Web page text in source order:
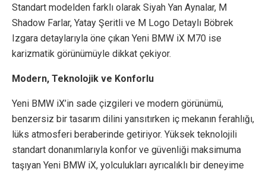
Standart modelden farklı olarak Siyah Yan Aynalar, M
Shadow Farlar, Yatay Şeritli ve M Logo Detaylı Böbrek
Izgara detaylarıyla öne çıkan Yeni BMW iX M70 ise
karizmatik görünümüyle dikkat çekiyor.
Modern, Teknolojik ve Konforlu
Yeni BMW iX’in sade çizgileri ve modern görünümü,
benzersiz bir tasarım dilini yansıtırken iç mekanın ferahlığı,
lüks atmosferi beraberinde getiriyor. Yüksek teknolojili
standart donanımlarıyla konfor ve güvenliği maksimuma
taşıyan Yeni BMW iX, yolculukları ayrıcalıklı bir deneyime